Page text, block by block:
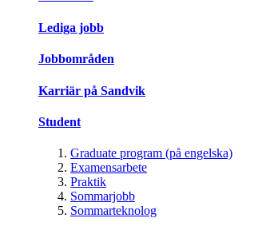
Lediga jobb
Jobbområden
Karriär på Sandvik
Student
Graduate program (på engelska)
Examensarbete
Praktik
Sommarjobb
Sommarteknolog